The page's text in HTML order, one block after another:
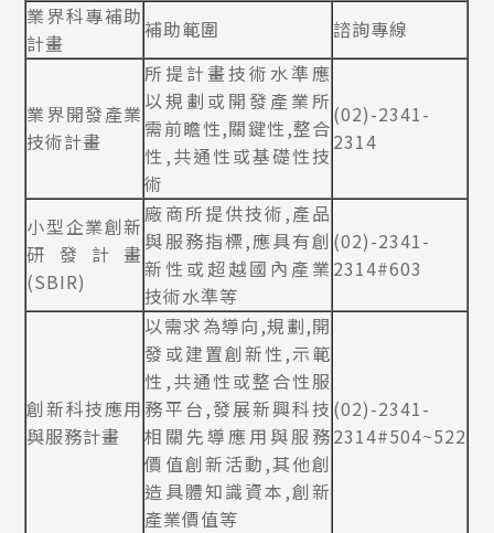
業界科專補助
計畫
補助範圍 諮詢專線
業界開發產業
技術計畫
所提計畫技術水準應
以規劃或開發產業所
需前瞻性,關鍵性,整合
性,共通性或基礎性技
術
(02)-2341-
2314
小型企業創新
研發計畫
(SBIR)
廠商所提供技術,產品
與服務指標,應具有創
新性或超越國內產業
技術水準等
(02)-2341-
2314#603
創新科技應用
與服務計畫
以需求為導向,規劃,開
發或建置創新性,示範
性,共通性或整合性服
務平台,發展新興科技
相關先導應用與服務
價值創新活動,其他創
造具體知識資本,創新
產業價值等
(02)-2341-
2314#504~522